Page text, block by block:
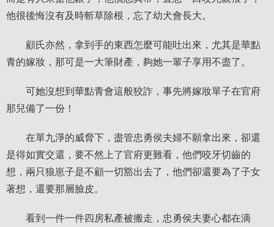
他很後悔沒有及時斬草除根，忘了幼犬會長大。
顧氏亦然，拿到手的東西怎麼可能吐出來，尤其是華點
青的嫁妝，那可是一大筆財產，夠她一輩子享用不盡了。
可她沒想到華點青會這般狡詐，事先將嫁妝單子在官府
那兒備了一份！
在單九淨的威脅下，盡管忠勇侯夫婦不願拿出來，卻還
是得如實交還，要不然上了官府更難看，他們咬牙切齒的
想，兩只狼崽子是不顧一切豁出去了，他們卻還要為了子女
著想，還要那層臉皮。
看到一件一件四房私產被搬走，忠勇侯夫妻心都在滴